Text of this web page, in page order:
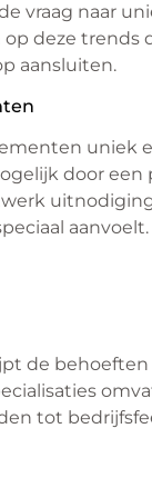
vraag naar
deze trends
aansluiten.
uniek
door
aanvoelt.
de
tot